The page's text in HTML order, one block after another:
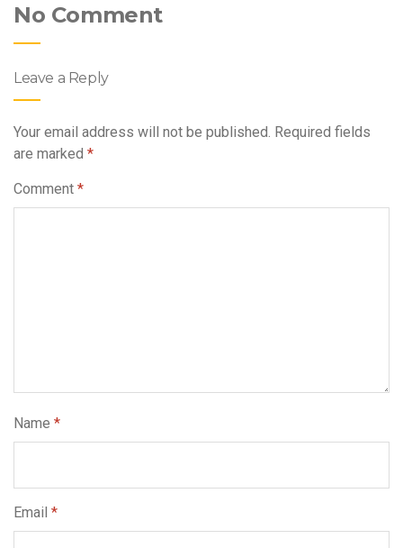
No Comment
Leave a Reply
Your email address will not be published. Required fields
are marked *
Comment *
Name *
Email *